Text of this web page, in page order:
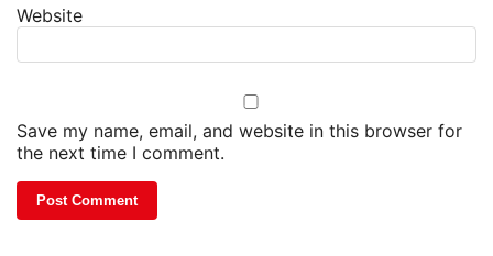
Website
Save my name, email, and website in this browser for
the next time I comment.